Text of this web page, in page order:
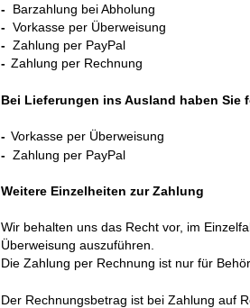
- Barzahlung bei Abholung
- Vorkasse per Überweisung
- Zahlung per PayPal
- Zahlung per Rechnung
Bei Lieferungen ins Ausland haben
- Vorkasse per Überweisung
- Zahlung per PayPal
Weitere Einzelheiten zur Zahlung
Wir behalten uns das Recht vor, im
Überweisung auszuführen.
Die Zahlung per Rechnung ist nur für
Der Rechnungsbetrag ist bei Zahlung auf